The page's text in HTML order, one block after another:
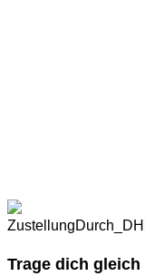
Trage dich